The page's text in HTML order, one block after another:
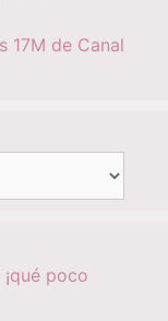
17M de Canal
poco